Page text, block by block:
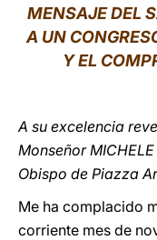
MENSAJE DEL
A UN
Y EL
A su excelencia
Monseñor MICHELE
Obispo de Piazza
Me ha complacido
corriente mes de